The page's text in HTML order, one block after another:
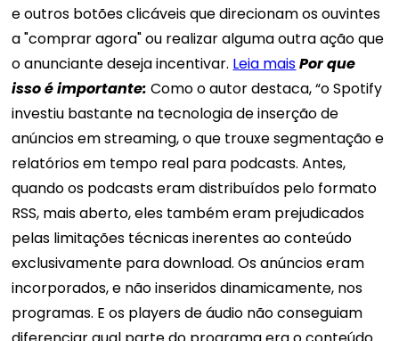
e outros botões clicáveis ​​que direcionam os ouvintes
a "comprar agora" ou realizar alguma outra ação que
o anunciante deseja incentivar. Leia maisPor que
isso éimportante: Como o autor destaca, “o Spotify
investiu bastante na tecnologia de inserção de
anúncios em streaming, o que trouxe segmentação e
relatórios em tempo real para podcasts. Antes,
quando os podcasts eram distribuídos pelo formato
RSS, mais aberto, eles também eram prejudicados
pelas limitações técnicas inerentes ao conteúdo
exclusivamente para download. Os anúncios eram
incorporados, e não inseridos dinamicamente, nos
programas. E os players de áudio não conseguiam